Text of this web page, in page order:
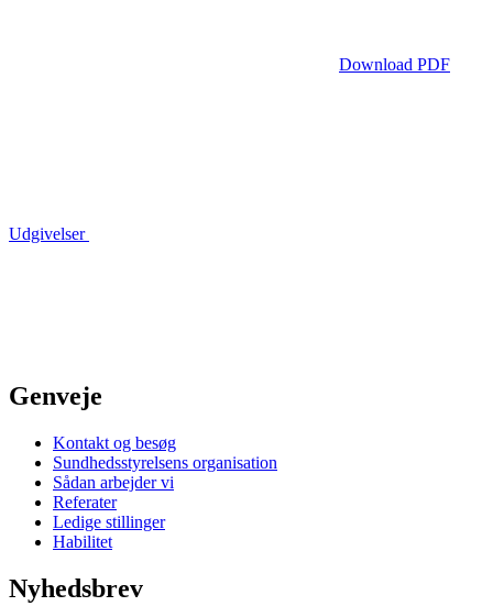
Download PDF
Udgivelser
Genveje
Kontakt og besøg
Sundhedsstyrelsens organisation
Sådan arbejder vi
Referater
Ledige stillinger
Habilitet
Nyhedsbrev